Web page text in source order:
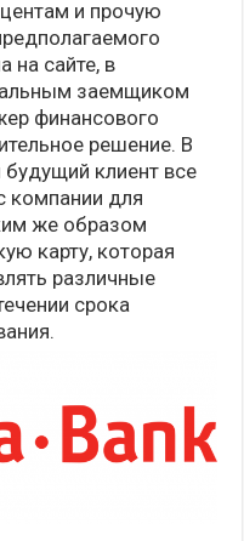
и прочую
на сайте, в
заемщиком
финансового
решение. В
будущий клиент все
компании для
же образом
карту, которая
различные
срока